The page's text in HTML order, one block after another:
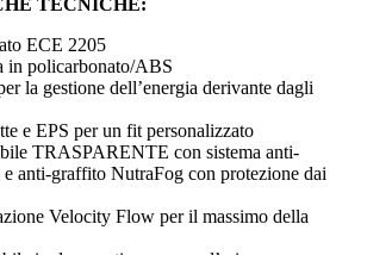
TECNICHE:
ECE 2205
in policarbonato/ABS
la gestione dell’energia derivante dagli
e EPS per un fit personalizzato
TRASPARENTE con sistema anti-
e anti-graffito NutraFog con protezione dai
Velocity Flow per il massimo della